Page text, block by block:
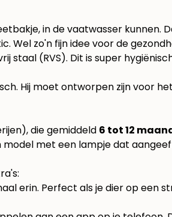
in de vaatwasser kunnen.
Wel zo'n fijn idee voor de
staal (RVS). Dit is super
Hij moet ontworpen zijn voor
die gemiddeld 6 tot 12
met een lampje dat
erin. Perfect als je dier op